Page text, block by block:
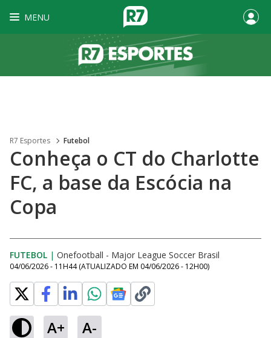
MENU
R7 Esportes Futebol
Conheça o CT do Charlotte
FC, a base da Escócia na
Copa
FUTEBOL | Onefootball - Major League Soccer Brasil
04/06/2026 - 11H44 (ATUALIZADO EM 04/06/2026 - 12H00)
A+ A-